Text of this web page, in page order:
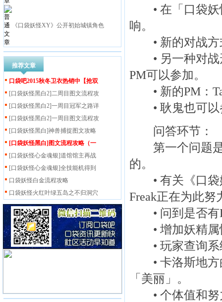
《口袋妖怪XY》公开初始城镇角色
推荐文章
口袋吧2015秋冬卫衣热销中【抢双
[口袋妖怪黑白2]二周目图文流程攻
[口袋妖怪黑白2]一周目冠军之路详
[口袋妖怪黑白2]一周目图文流程攻
[口袋妖怪黑白]神兽捕捉图文攻略
[口袋妖怪黑白]图文流程攻略（一
[口袋妖怪心金魂银]道馆馆主再战
[口袋妖怪心金魂银]全技能机得到
口袋妖怪白金流程攻略
口袋妖怪火红叶绿五岛之不归洞穴
• 在「口袋妖
响。
• 新的对战方
• 另一种对战
PM可以参加。
• 新的PM：
• 耿鬼也可以
问答环节：
第一个问题是
的。
• 有关《口袋
Freak正在为此努
• 问到是否有
• 增加妖精属
• 玩家查询系
• 卡洛斯地方
「美丽」。
• 个体值和努